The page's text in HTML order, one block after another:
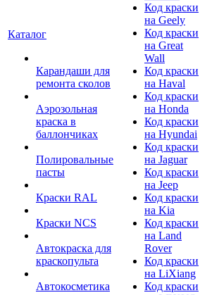
Каталог
Карандаши для
ремонта сколов
Аэрозольная
краска в
баллончиках
Полировальные
пасты
Краски RAL
Краски NCS
Автокраска для
краскопульта
Автокосметика
Код краски
на Geely
Код краски
на Great
Wall
Код краски
на Haval
Код краски
на Honda
Код краски
на Hyundai
Код краски
на Jaguar
Код краски
на Jeep
Код краски
на Kia
Код краски
на Land
Rover
Код краски
на LiXiang
Код краски